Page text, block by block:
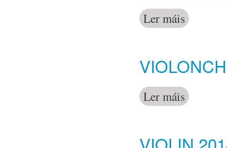
Ler máis acerca de
Ler máis acerca de